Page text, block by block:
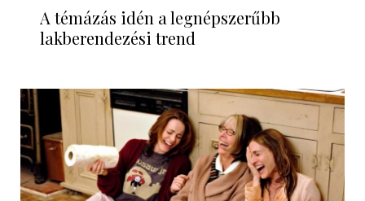
A témázás idén a legnépszerűbb
lakberendezési trend